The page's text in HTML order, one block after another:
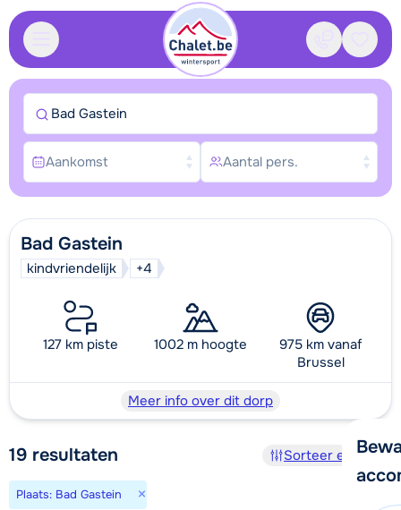
Contact
Bad Gastein
kindvriendelijk +4
127 km piste 1002 m hoogte
975 km vanaf
Brussel
Meer info over dit dorp
19 resultaten Sorteer en filter
Plaats: Bad Gastein ×
Bad Gastein
Aankomst Aantal pers.